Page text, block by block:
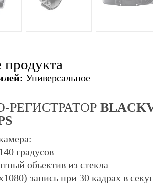
Универсальное
РЕГИСТРАТОР
градусов
объектив из стекла
запись при 30 кадрах в